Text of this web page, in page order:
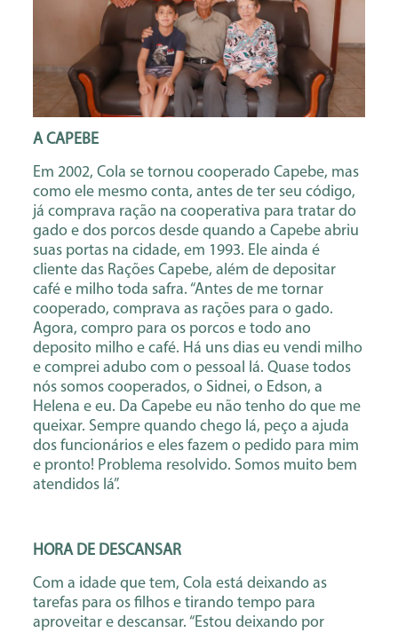
A CAPEBE
Em 2002, Cola se tornou cooperado Capebe, mas
como ele mesmo conta, antes de ter seu código,
já comprava ração na cooperativa para tratar do
gado e dos porcos desde quando a Capebe abriu
suas portas na cidade, em 1993. Ele ainda é
cliente das Rações Capebe, além de depositar
café e milho toda safra. “Antes de me tornar
cooperado, comprava as rações para o gado.
Agora, compro para os porcos e todo ano
deposito milho e café. Há uns dias eu vendi milho
e comprei adubo com o pessoal lá. Quase todos
nós somos cooperados, o Sidnei, o Edson, a
Helena e eu. Da Capebe eu não tenho do que me
queixar. Sempre quando chego lá, peço a ajuda
dos funcionários e eles fazem o pedido para mim
e pronto! Problema resolvido. Somos muito bem
atendidos lá”.
HORA DE DESCANSAR
Com a idade que tem, Cola está deixando as
tarefas para os filhos e tirando tempo para
aproveitar e descansar. “Estou deixando por